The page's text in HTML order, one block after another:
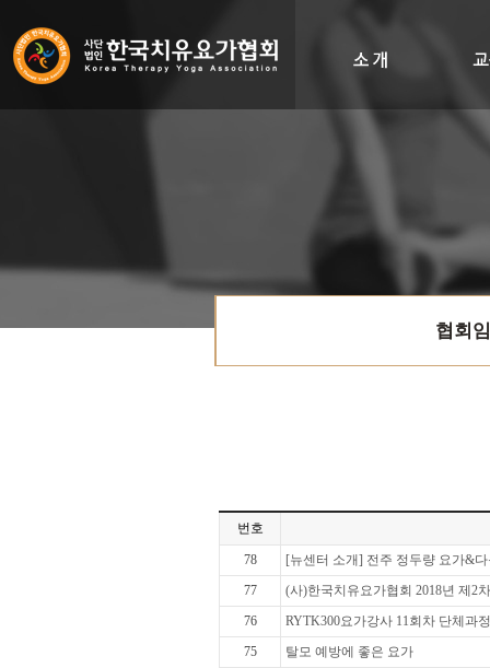
협회
번호
78
[뉴센터 소개] 전주 정두량 요가&
77
(사)한국치유요가협회 2018년 제2
76
RYTK300요가강사 11회차 단체과
75
탈모 예방에 좋은 요가